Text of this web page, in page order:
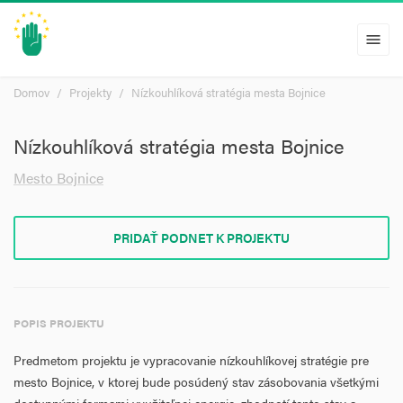
menu
Domov Projekty Nízkouhlíková stratégia mesta Bojnice
Nízkouhlíková stratégia mesta Bojnice
Mesto Bojnice
PRIDAŤ PODNET K PROJEKTU
POPIS PROJEKTU
Predmetom projektu je vypracovanie nízkouhlíkovej stratégie pre
mesto Bojnice, v ktorej bude posúdený stav zásobovania všetkými